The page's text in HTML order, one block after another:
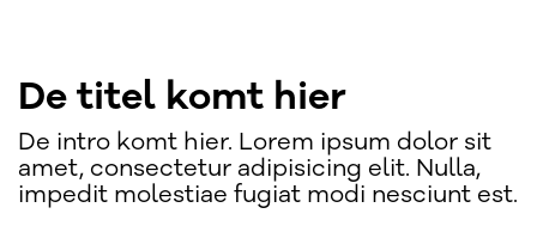
De titel komt hier
De intro komt hier. Lorem ipsum dolor sit
amet, consectetur adipisicing elit. Nulla,
impedit molestiae fugiat modi nesciunt est.